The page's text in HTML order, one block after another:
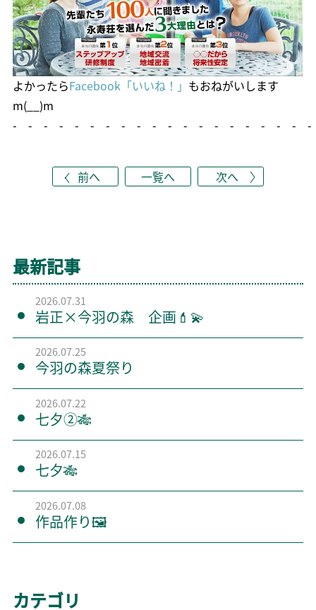
よかったらFacebook「いいね！」 もおねがいします
m(__)m
- - - - - - - - - - - - - - - - - - - -
前へ 一覧へ 次へ
最新記事
2026.07.31
岩正×今羽の森 企画💄💫
2026.07.25
今羽の森夏祭り
2026.07.22
七夕②🎋
2026.07.15
七夕🎋
2026.07.08
作品作り🖼️
カテゴリ